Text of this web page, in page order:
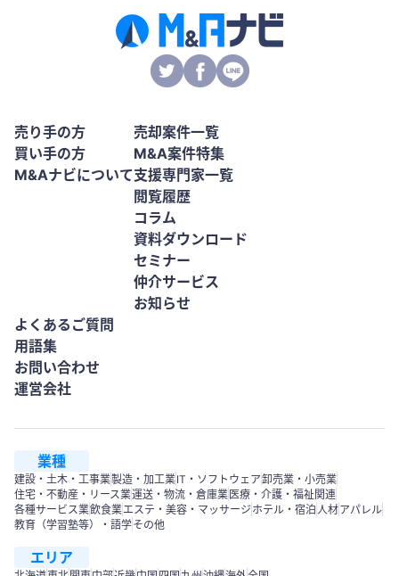
売り手の方
買い手の方
M&Aナビについて
売却案件一覧
M&A案件特集
支援専門家一覧
閲覧履歴
コラム
資料ダウンロード
セミナー
仲介サービス
お知らせ
よくあるご質問
用語集
お問い合わせ
運営会社
業種
建設・土木・工事業製造・加工業IT・ソフトウェア卸売業・小売業
住宅・不動産・リース業運送・物流・倉庫業 医療・介護・福祉関連
各種サービス業飲食業エステ・美容・マッサージ ホテル・宿泊 人材アパレル
教育（学習塾等）・語学その他
エリア